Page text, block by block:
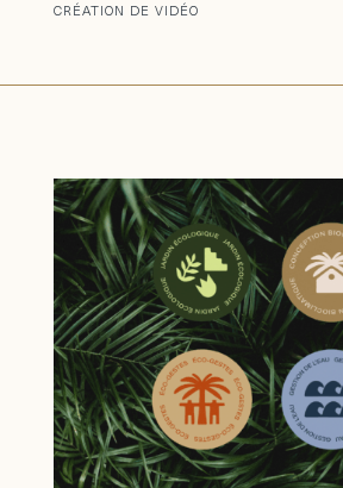
CRÉATION DE VIDÉO